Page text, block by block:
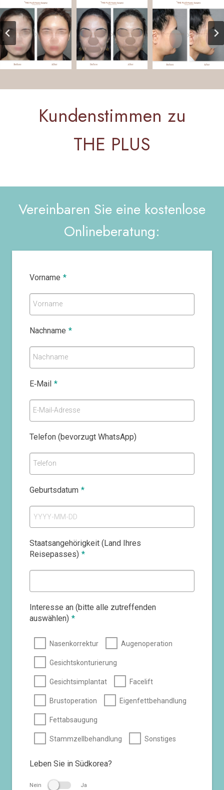
Kundenstimmen zu
THE PLUS
Vereinbaren Sie eine kostenlose
Onlineberatung:
Vorname *
Vorname
Nachname *
Nachname
E‑Mail *
E-Mail-Adresse
Telefon (bevorzugt WhatsApp)
Telefon
Geburtsdatum *
Staatsangehörigkeit (Land Ihres
Reisepasses) *
Interesse an (bitte alle zutreffenden
auswählen) *
Nasenkorrektur Augenoperation
Gesichtskonturierung
Gesichtsimplantat Facelift
Brustoperation Eigenfettbehandlung
Fettabsaugung
Stammzellbehandlung Sonstiges
Leben Sie in Südkorea?
Nein Ja